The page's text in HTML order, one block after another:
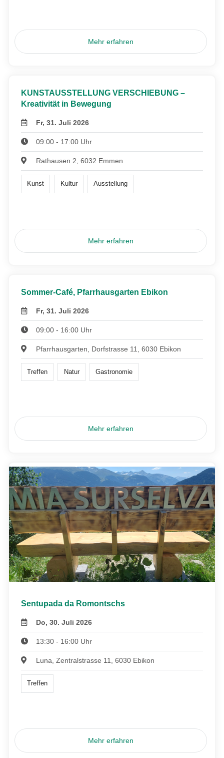
Mehr erfahren
KUNSTAUSSTELLUNG VERSCHIEBUNG –
Kreativität in Bewegung
Fr, 31. Juli 2026
09:00 - 17:00 Uhr
Rathausen 2, 6032 Emmen
Kunst Kultur Ausstellung
Mehr erfahren
Sommer-Café, Pfarrhausgarten Ebikon
Fr, 31. Juli 2026
09:00 - 16:00 Uhr
Pfarrhausgarten, Dorfstrasse 11, 6030 Ebikon
Treffen Natur Gastronomie
Mehr erfahren
Sentupada da Romontschs
Do, 30. Juli 2026
13:30 - 16:00 Uhr
Luna, Zentralstrasse 11, 6030 Ebikon
Treffen
Mehr erfahren